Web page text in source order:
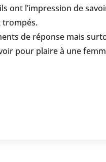
ont l’impression de
trompés.
de réponse mais
pour plaire à une